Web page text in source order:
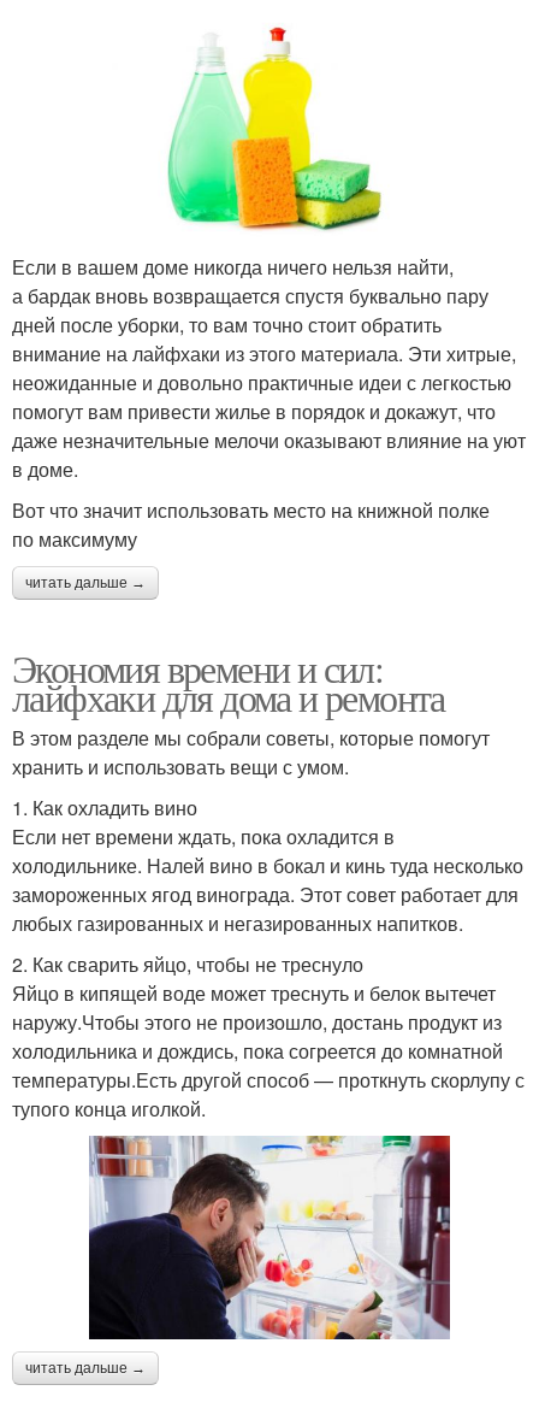
Если в вашем доме никогда ничего нельзя найти,
а бардак вновь возвращается спустя буквально пару
дней после уборки, то вам точно стоит обратить
внимание на лайфхаки из этого материала. Эти хитрые,
неожиданные и довольно практичные идеи с легкостью
помогут вам привести жилье в порядок и докажут, что
даже незначительные мелочи оказывают влияние на уют
в доме.
Вот что значит использовать место на книжной полке
по максимуму
читать дальше →
Экономия времени и сил:
лайфхаки для дома и ремонта
В этом разделе мы собрали советы, которые помогут
хранить и использовать вещи с умом.
1. Как охладить вино
Если нет времени ждать, пока охладится в
холодильнике. Налей вино в бокал и кинь туда несколько
замороженных ягод винограда. Этот совет работает для
любых газированных и негазированных напитков.
2. Как сварить яйцо, чтобы не треснуло
Яйцо в кипящей воде может треснуть и белок вытечет
наружу.Чтобы этого не произошло, достань продукт из
холодильника и дождись, пока согреется до комнатной
температуры.Есть другой способ — проткнуть скорлупу с
тупого конца иголкой.
читать дальше →